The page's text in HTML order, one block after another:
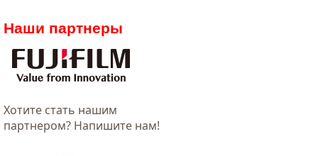
Наши партнеры
Хотитe стать нашим
партнером? Напишите нам!